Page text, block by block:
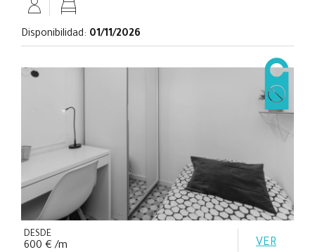
Disponibilidad: 01/11/2026
DESDE
600 € /m VER